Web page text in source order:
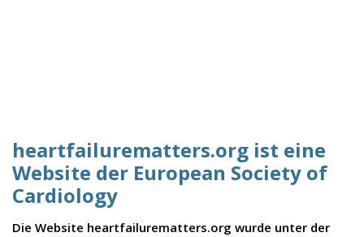
heartfailurematters.org ist eine
Website der European Society of
Cardiology
Die Website heartfailurematters.org wurde unter der